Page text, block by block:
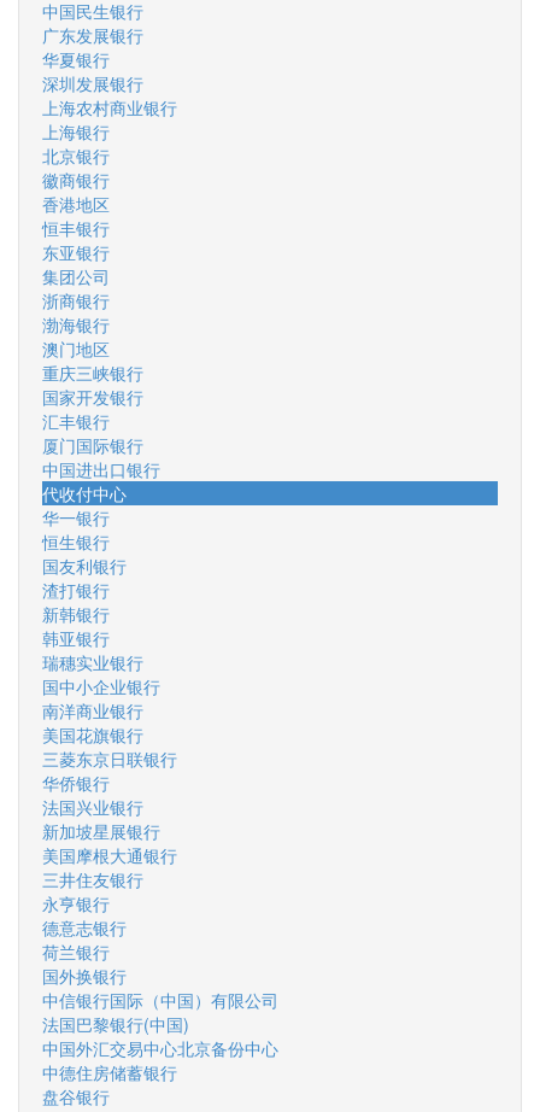
中国民生银行
广东发展银行
华夏银行
深圳发展银行
上海农村商业银行
上海银行
北京银行
徽商银行
香港地区
恒丰银行
东亚银行
集团公司
浙商银行
渤海银行
澳门地区
重庆三峡银行
国家开发银行
汇丰银行
厦门国际银行
中国进出口银行
代收付中心
华一银行
恒生银行
国友利银行
渣打银行
新韩银行
韩亚银行
瑞穗实业银行
国中小企业银行
南洋商业银行
美国花旗银行
三菱东京日联银行
华侨银行
法国兴业银行
新加坡星展银行
美国摩根大通银行
三井住友银行
永亨银行
德意志银行
荷兰银行
国外换银行
中信银行国际（中国）有限公司
法国巴黎银行(中国)
中国外汇交易中心北京备份中心
中德住房储蓄银行
盘谷银行